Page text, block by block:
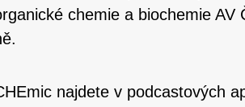
chemie a biochemie AV
najdete v podcastových